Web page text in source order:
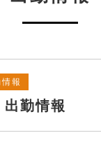
報
勤情報